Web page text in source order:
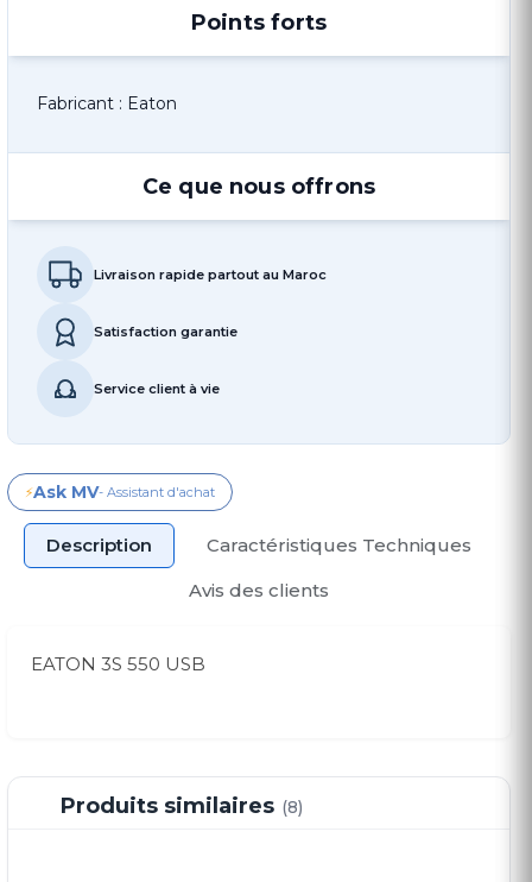
Points forts
Fabricant : Eaton
Ce que nous offrons
Livraison rapide partout au Maroc
Satisfaction garantie
Service client à vie
⚡Ask MV- Assistant d'achat
Description
Caractéristiques Techniques
Avis des clients
EATON 3S 550 USB
Produits similaires (8)